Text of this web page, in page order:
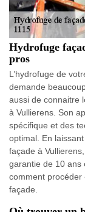
Hydrofuge
pros
L’hydrofuge de
demande
aussi de connaitre
à Vullierens. Son
spécifique et des
optimal. En
façade à
garantie de 10 ans
comment procéder
façade.